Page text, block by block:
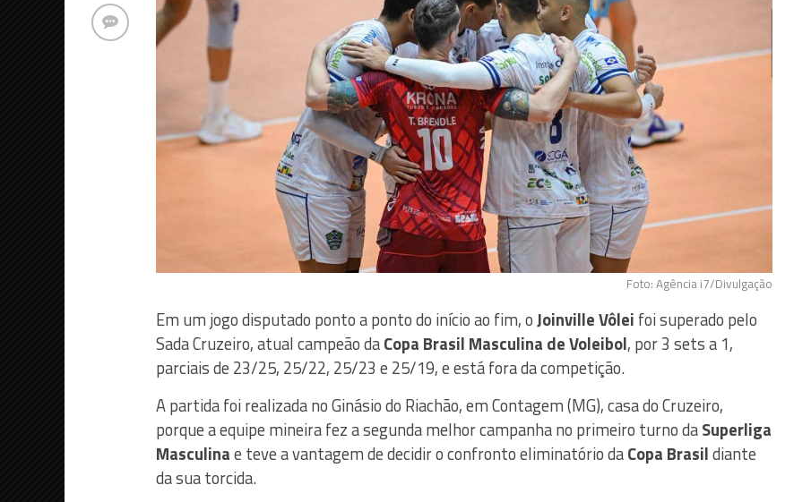
Foto: Agência i7/Divulgação
Em um jogo disputado ponto a ponto do início ao fim, oJoinville Vôlei foi superado pelo
Sada Cruzeiro, atual campeão daCopa Brasil Masculina de Voleibol, por 3 sets a 1,
parciais de 23/25, 25/22, 25/23 e 25/19, e está fora da competição.
A partida foi realizada no Ginásio do Riachão, em Contagem (MG), casa do Cruzeiro,
porque a equipe mineira fez a segunda melhor campanha no primeiro turno daSuperliga
Masculinae teve a vantagem de decidir o confronto eliminatório daCopa Brasildiante
da sua torcida.